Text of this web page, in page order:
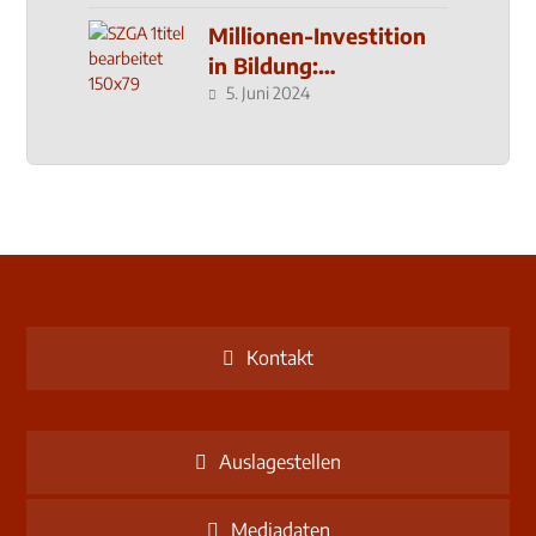
Millionen-Investition
in Bildung:
Schulzentrum-Neubau
5. Juni 2024
Kontakt
Auslagestellen
Mediadaten